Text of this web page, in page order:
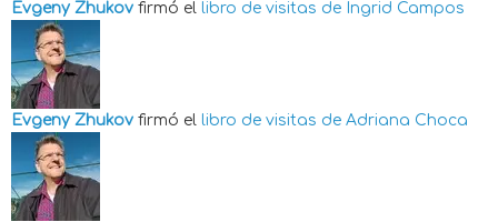
Evgeny Zhukov firmó el libro de visitas de Ingrid Campos
Evgeny Zhukov firmó el libro de visitas de Adriana Choca